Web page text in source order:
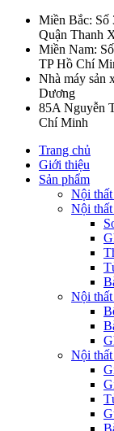
Miền Bắc: Số
Quận Thanh
Miền Nam:
TP Hồ Chí
Nhà máy sản
Dương
85A Nguyễn
Chí Minh
Trang chủ
Giới thiệu
Sản phẩm
Nội
Nội
Nội thất
Nội